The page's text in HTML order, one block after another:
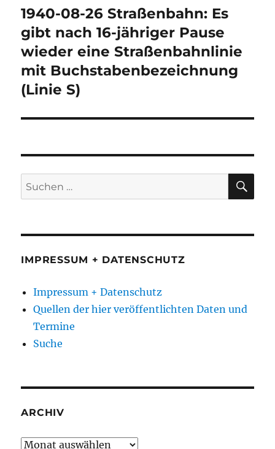
Nächster
Beitrag:
1940-08-26 Straßenbahn: Es
gibt nach 16-jähriger Pause
wieder eine Straßenbahnlinie
mit Buchstabenbezeichnung
(Linie S)
Suchen
nach:
IMPRESSUM + DATENSCHUTZ
Impressum + Datenschutz
Quellen der hier veröffentlichten Daten und
Termine
Suche
ARCHIV
Archiv